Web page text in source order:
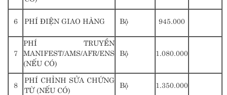
6 PHÍ ĐIỆN GIAO HÀNG Bộ 945.000
7
PHÍ TRUYỀN
MANIFEST/AMS/AFR/ENS
(NẾU CÓ)
Bộ 1.080.000
8
PHÍ CHỈNH SỬA CHỨNG
TỪ (NẾU CÓ)
Bộ 1.350.000